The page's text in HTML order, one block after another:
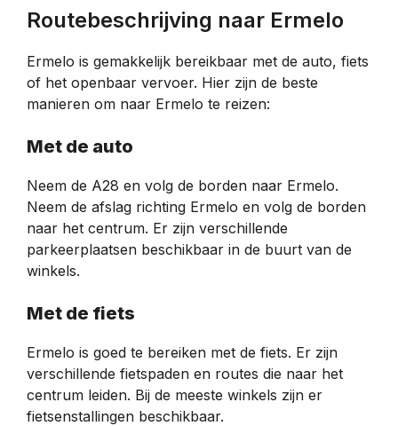
Routebeschrijving naar Ermelo
Ermelo is gemakkelijk bereikbaar met de auto, fiets
of het openbaar vervoer. Hier zijn de beste
manieren om naar Ermelo te reizen:
Met de auto
Neem de A28 en volg de borden naar Ermelo.
Neem de afslag richting Ermelo en volg de borden
naar het centrum. Er zijn verschillende
parkeerplaatsen beschikbaar in de buurt van de
winkels.
Met de fiets
Ermelo is goed te bereiken met de fiets. Er zijn
verschillende fietspaden en routes die naar het
centrum leiden. Bij de meeste winkels zijn er
fietsenstallingen beschikbaar.